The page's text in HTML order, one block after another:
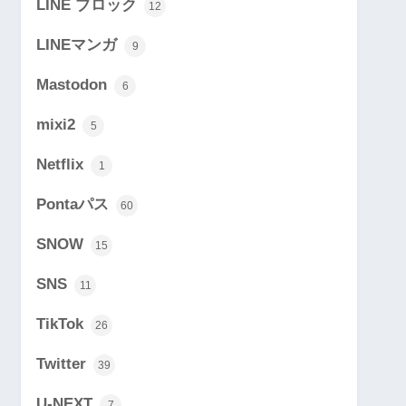
LINE ブロック 12
LINEマンガ 9
Mastodon 6
mixi2 5
Netflix 1
Pontaパス 60
SNOW 15
SNS 11
TikTok 26
Twitter 39